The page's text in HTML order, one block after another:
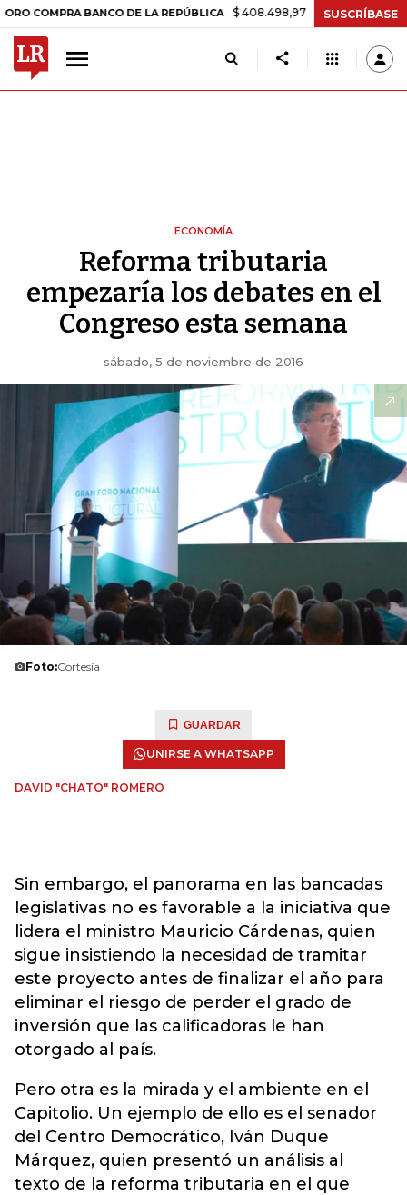
BANCO DE LA REPÚBLICA $ 408.498,97 +$ 8.753,81 +2,19%
SUSCRÍBASE
ECONOMÍA
Reforma tributaria
empezaría los debates en el
Congreso esta semana
sábado, 5 de noviembre de 2016
Foto:Cortesía
GUARDAR
UNIRSE A WHATSAPP
DAVID "CHATO" ROMERO
Sin embargo, el panorama en las bancadas
legislativas no es favorable a la iniciativa que
lidera el ministro Mauricio Cárdenas, quien
sigue insistiendo la necesidad de tramitar
este proyecto antes de finalizar el año para
eliminar el riesgo de perder el grado de
inversión que las calificadoras le han
otorgado al país.
Pero otra es la mirada y el ambiente en el
Capitolio. Un ejemplo de ello es el senador
del Centro Democrático, Iván Duque
Márquez, quien presentó un análisis al
texto de la reforma tributaria en el que